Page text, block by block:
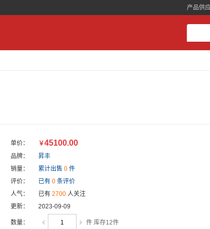
产品供
单价： ￥45100.00
品牌：
昇丰
销量：
累计出售 0 件
评价：
已有 0 条评价
人气：
已有 2700 人关注
更新：
2023-09-09
数量： 件 库存12件